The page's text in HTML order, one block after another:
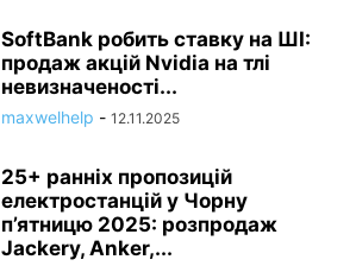
SoftBank робить ставку на ШІ:
продаж акцій Nvidia на тлі
невизначеності...
maxwelhelp - 12.11.2025
25+ ранніх пропозицій
електростанцій у Чорну
п’ятницю 2025: розпродаж
Jackery, Anker,...